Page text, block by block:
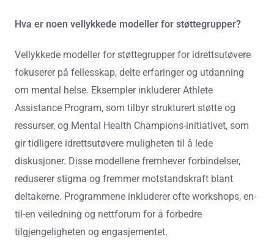
Hva er noen vellykkede modeller for støttegrupper?
Vellykkede modeller for støttegrupper for idrettsutøvere
fokuserer på fellesskap, delte erfaringer og utdanning
om mental helse. Eksempler inkluderer Athlete
Assistance Program, som tilbyr strukturert støtte og
ressurser, og Mental Health Champions-initiativet, som
gir tidligere idrettsutøvere muligheten til å lede
diskusjoner. Disse modellene fremhever forbindelser,
reduserer stigma og fremmer motstandskraft blant
deltakerne. Programmene inkluderer ofte workshops, en-
til-en veiledning og nettforum for å forbedre
tilgjengeligheten og engasjementet.